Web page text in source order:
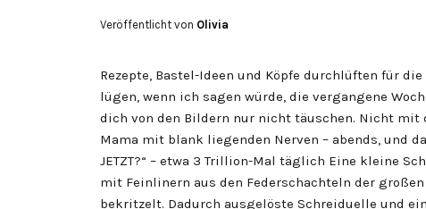
Veröffentlicht von Olivia
Rezepte, Bastel-Ideen und Köpfe durchlüften für
lügen, wenn ich sagen würde, die vergangene
dich von den Bildern nur nicht täuschen. Nicht mit
Mama mit blank liegenden Nerven – abends, und
JETZT?“ – etwa 3 Trillion-Mal täglich Eine kleine
mit Feinlinern aus den Federschachteln der
bekritzelt. Dadurch ausgelöste Schreiduelle und